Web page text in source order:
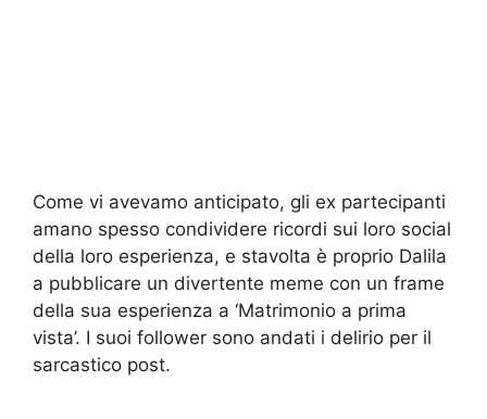
Come vi avevamo anticipato, gli ex partecipanti
amano spesso condividere ricordi sui loro social
della loro esperienza, e stavolta è proprio Dalila
a pubblicare un divertente meme con un frame
della sua esperienza a ‘Matrimonio a prima
vista’. I suoi follower sono andati i delirio per il
sarcastico post.